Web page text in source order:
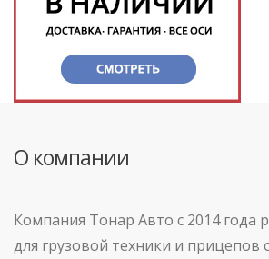
О компании
Компания Тонар Авто с 2014 года
для грузовой техники и прицепов